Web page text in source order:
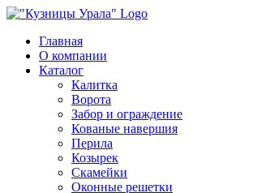
Skip
contentГлавная
О компании
Каталог
Калитка
Ворота
Забор и ограждение
Кованые навершия
Перила
Козырек
Скамейки
Оконные решетки